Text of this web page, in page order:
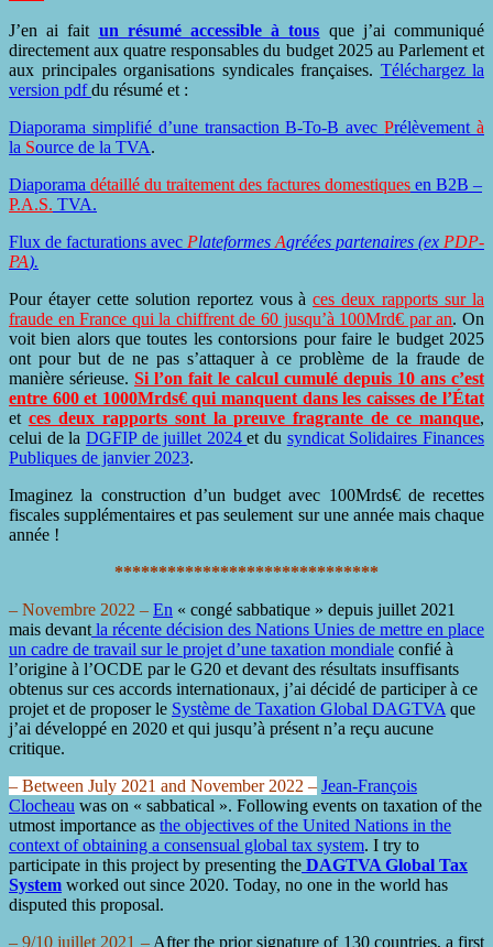
J’en ai fait un résumé accessible à tous que j’ai communiqué
directement aux quatre responsables du budget 2025 au Parlement et
aux principales organisations syndicales françaises. Téléchargez la
version pdfdu résumé et :
Diaporama simplifié d’une transaction B-To-B avecPrélèvementà
la Source de la TVA.
Diaporama détaillé du traitement des factures domestiques en B2B –
P.A.S. TVA.
Flux de facturations avec Plateformes Agréées partenaires (ex PDP-
PA).
Pour étayer cette solution reportez vous àces deux rapports sur la
fraude en France qui la chiffrent de 60 jusqu’à 100Mrd€ par an. On
voit bien alors que toutes les contorsions pour faire le budget 2025
ont pour but de ne pas s’attaquer à ce problème de la fraude de
manière sérieuse. Si l’on fait le calcul cumulé depuis 10 ans c’est
entre 600 et 1000Mrds€ qui manquent dans les caisses de l’État
et ces deux rapports sont la preuve fragrante de ce manque,
celui de la DGFIP de juillet 2024et du syndicat Solidaires Finances
Publiques de janvier 2023.
Imaginez la construction d’un budget avec 100Mrds€ de recettes
fiscales supplémentaires et pas seulement sur une année mais chaque
année !
******************************
– Novembre 2022 – En « congé sabbatique » depuis juillet 2021
mais devant la récente décision des Nations Unies de mettre en place
un cadre de travail sur le projet d’une taxation mondiale confié à
l’origine à l’OCDE par le G20 et devant des résultats insuffisants
obtenus sur ces accords internationaux, j’ai décidé de participer à ce
projet et de proposer le Système de Taxation Global DAGTVA que
j’ai développé en 2020 et qui jusqu’à présent n’a reçu aucune
critique.
– Between July 2021 and November 2022 – Jean-François
Clocheau was on « sabbatical ». Following events on taxation of the
utmost importance as the objectives of the United Nations in the
context of obtaining a consensual global tax system. I try to
participate in this project by presenting the DAGTVA Global Tax
System worked out since 2020. Today, no one in the world has
disputed this proposal.
– 9/10 juillet 2021 – After the prior signature of 130 countries, a first